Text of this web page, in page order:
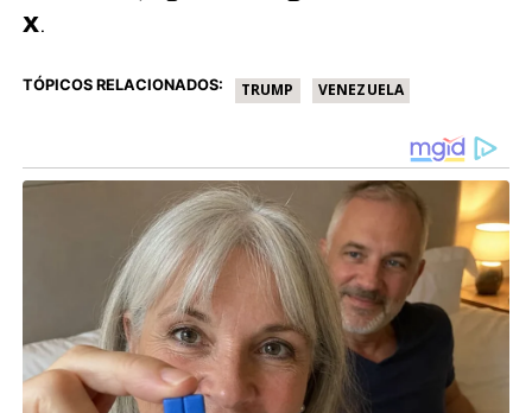
X.
TÓPICOS RELACIONADOS: TRUMP VENEZUELA